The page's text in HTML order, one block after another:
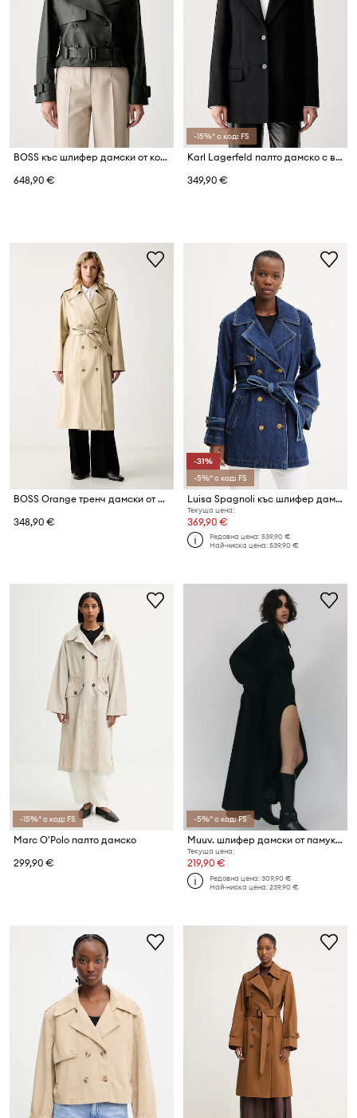
BOSS къс шлифер дамски от кожа Satela1
648,90 €
-15%* с код: FS
Karl Lagerfeld палто дамско с вълна
349,90 €
BOSS Orange тренч дамски от памук с еластан C_Carelli1
348,90 €
-31%
-5%* с код: FS
Luisa Spagnoli къс шлифер дамски от деним Vescovo
Текуща цена:
369,90 €
Редовна цена:539,90 €
Най-ниска цена:539,90 €
-15%* с код: FS
Marc O'Polo палто дамско
299,90 €
-5%* с код: FS
Muuv. шлифер дамски от памук BOUFF
Текуща цена:
219,90 €
Редовна цена:309,90 €
Най-ниска цена:239,90 €